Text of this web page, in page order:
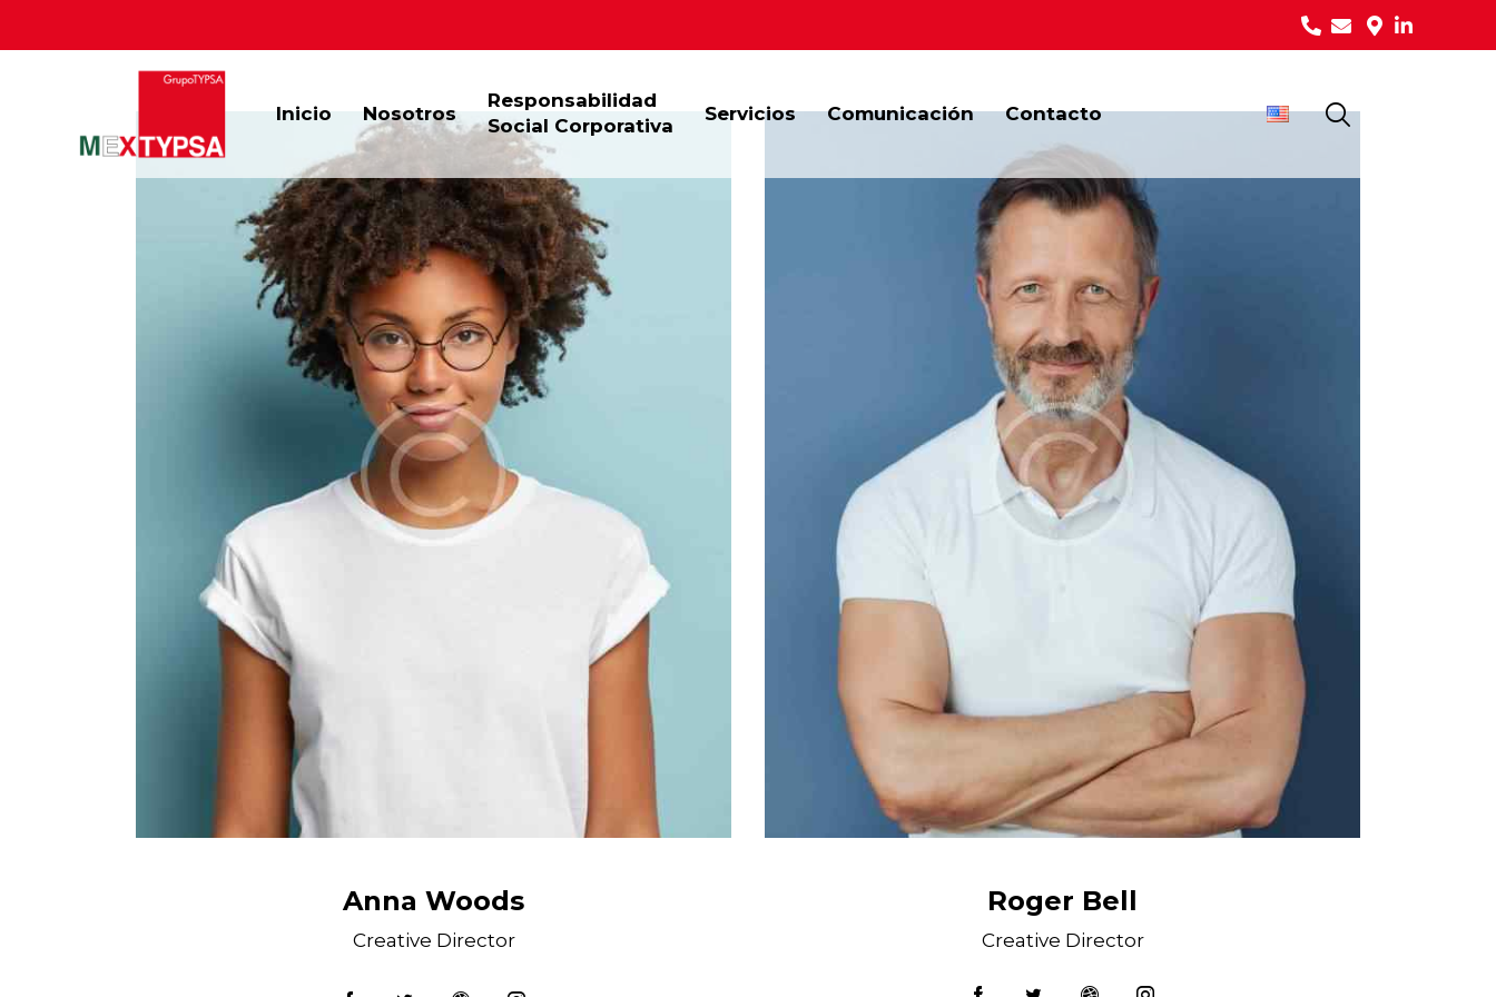
Inicio Nosotros
Responsabilidad
Social Corporativa
Servicios Comunicación Contacto
Anna Woods
Creative Director
Roger Bell
Creative Director